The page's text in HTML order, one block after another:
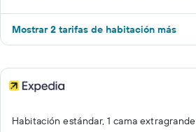
Mostrar 2 tarifas de habitación más
Habitación estándar, 1 cama extragrande